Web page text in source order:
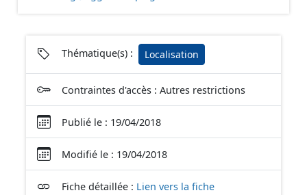
Thématique(s) : Localisation
Contraintes d'accès : Autres restrictions
Publié le : 19/04/2018
Modifié le : 19/04/2018
Fiche détaillée : Lien vers la fiche